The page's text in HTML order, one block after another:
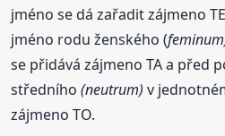
jméno se dá zařadit zájmeno
jméno rodu ženského (
se přidává zájmeno TA a před
středního(neutrum) v
zájmeno TO.